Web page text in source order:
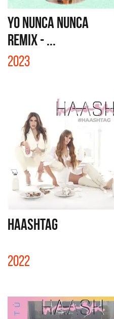
YO NUNCA NUNCA
REMIX - ...
2023
HAASHTAG
2022